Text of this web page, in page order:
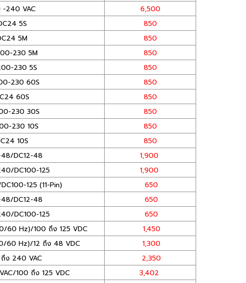
-240 VAC
6,500
5S
850
5M
850
230 5M
850
230 5S
850
230 60S
850
60S
850
230 30S
850
230 10S
850
10S
850
DC12-48
1,900
DC100-125
1,900
125 (11-Pin)
650
DC12-48
650
DC100-125
650
60 Hz)/100 ถึง 125 VDC
1,450
60 Hz)/12 ถึง 48 VDC
1,300
ง 240 VAC
2,350
100 ถึง 125 VDC
3,402